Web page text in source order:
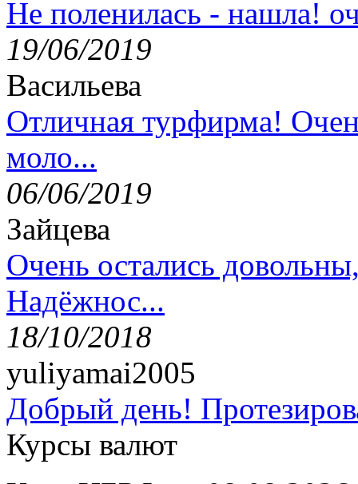
Не поленилась - нашла!
19/06/2019
Васильева
Отличная турфирма!
моло...
06/06/2019
Зайцева
Очень остались
Надёжнос...
18/10/2018
yuliyamai2005
Добрый день!
Курсы валют